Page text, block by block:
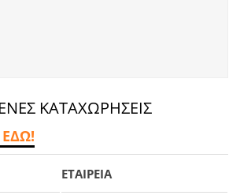
ΚΑΤΑΧΩΡΗΣΕΙΣ
ΕΤΑΙΡΕΙΑ